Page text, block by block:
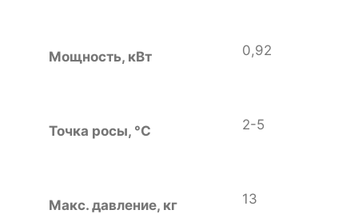
Мощность, кВт 0,92
Точка росы, °С 2-5
Макс. давление, кг 13